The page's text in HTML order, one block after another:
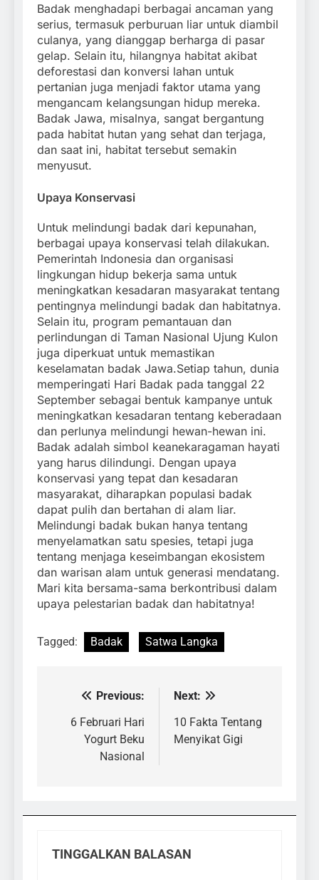
Badak menghadapi berbagai ancaman yang
serius, termasuk perburuan liar untuk diambil
culanya, yang dianggap berharga di pasar
gelap. Selain itu, hilangnya habitat akibat
deforestasi dan konversi lahan untuk
pertanian juga menjadi faktor utama yang
mengancam kelangsungan hidup mereka.
Badak Jawa, misalnya, sangat bergantung
pada habitat hutan yang sehat dan terjaga,
dan saat ini, habitat tersebut semakin
menyusut.
Upaya Konservasi
Untuk melindungi badak dari kepunahan,
berbagai upaya konservasi telah dilakukan.
Pemerintah Indonesia dan organisasi
lingkungan hidup bekerja sama untuk
meningkatkan kesadaran masyarakat tentang
pentingnya melindungi badak dan habitatnya.
Selain itu, program pemantauan dan
perlindungan di Taman Nasional Ujung Kulon
juga diperkuat untuk memastikan
keselamatan badak Jawa.Setiap tahun, dunia
memperingati Hari Badak pada tanggal 22
September sebagai bentuk kampanye untuk
meningkatkan kesadaran tentang keberadaan
dan perlunya melindungi hewan-hewan ini.
Badak adalah simbol keanekaragaman hayati
yang harus dilindungi. Dengan upaya
konservasi yang tepat dan kesadaran
masyarakat, diharapkan populasi badak
dapat pulih dan bertahan di alam liar.
Melindungi badak bukan hanya tentang
menyelamatkan satu spesies, tetapi juga
tentang menjaga keseimbangan ekosistem
dan warisan alam untuk generasi mendatang.
Mari kita bersama-sama berkontribusi dalam
upaya pelestarian badak dan habitatnya!
Tagged: Badak Satwa Langka
Navigasi
pos
Previous:
6 Februari Hari
Yogurt Beku
Nasional
Next:
10 Fakta Tentang
Menyikat Gigi
TINGGALKAN BALASAN